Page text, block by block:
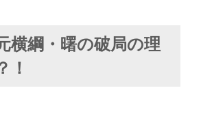
横綱・曙の破局の理
！